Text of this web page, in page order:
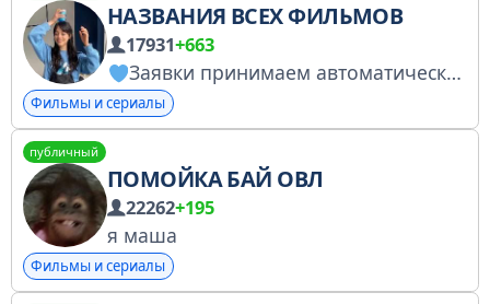
НАЗВАНИЯ ВСЕХ ФИЛЬМОВ
17931+663
Заявки принимаем автоматически
Фильмы и сериалы
публичный
ПОМОЙКА БАЙ ОВЛ
22262+195
я маша
Фильмы и сериалы